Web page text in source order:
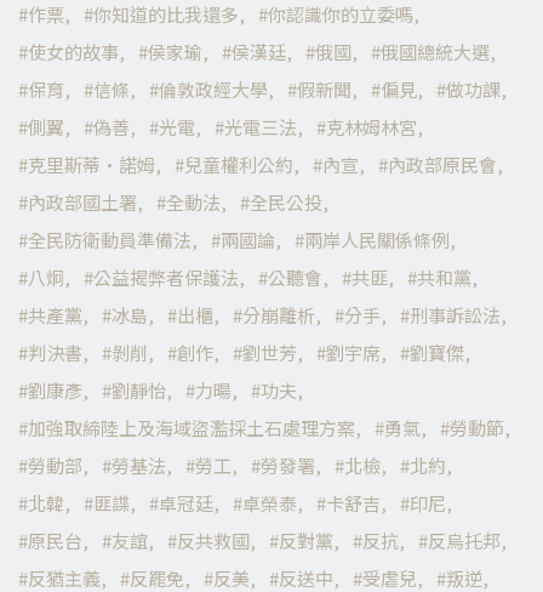
作票
你知道的比我還多
你認識你的立委嗎
使女的故事
侯家瑜 侯漢廷 俄國
俄國總統大選
保育
信條 倫敦政經大學 假新聞 偏見
做功課
側翼
偽善 光電 光電三法
克林姆林宮
克里斯蒂·諾姆
兒童權利公約 內宣
內政部原民會
內政部國土署
全動法
全民公投
全民防衛動員準備法
兩國論
兩岸人民關係條例
八炯
公益揭弊者保護法 公聽會 共匪
共和黨
共產黨
冰島 出櫃 分崩離析 分手
刑事訴訟法
判決書
剝削 創作 劉世芳 劉宇席
劉寶傑
劉康彥
劉靜怡 力暘
功夫
加強取締陸上及海域盜濫採土石處理方案
勇氣
勞動節
勞動部
勞基法 勞工 勞發署 北檢
北約
北韓
匪諜 卓冠廷 卓榮泰 卡舒吉
印尼
原民台
友誼 反共救國 反對黨 反抗
反烏托邦
反猶主義
反罷免 反美 反送中 受虐兒
叛逆